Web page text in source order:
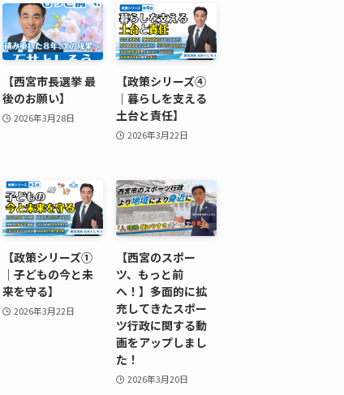
【西宮市長選挙 最
後のお願い】
2026年3月28日
【政策シリーズ④
｜暮らしを支える
土台と責任】
2026年3月22日
【政策シリーズ①
｜子どもの今と未
来を守る】
2026年3月22日
【西宮のスポー
ツ、もっと前
へ！】多面的に拡
充してきたスポー
ツ行政に関する動
画をアップしまし
た！
2026年3月20日